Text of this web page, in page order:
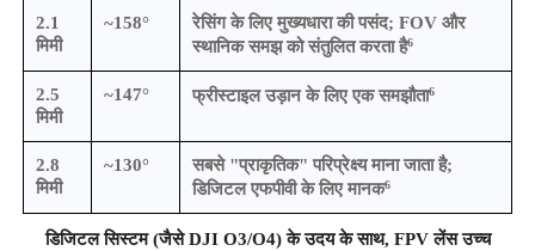
2.1
मिमी
~158°
रेसिंग के लिए मुख्यधारा की पसंद; FOV और
स्थानिक समझ को संतुलित करता है6
2.5
मिमी
~147° फ्रीस्टाइल उड़ान के लिए एक समझौता6
2.8
मिमी
~130°
सबसे "प्राकृतिक" परिप्रेक्ष्य माना जाता है;
डिजिटल एफपीवी के लिए मानक6
डिजिटल सिस्टम (जैसे DJI O3/O4) के उदय के साथ, FPV लेंस उच्च